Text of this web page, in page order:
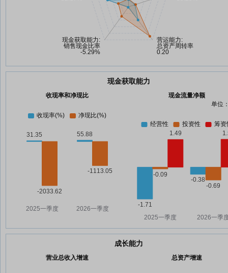
现金获取能力
收现率和净现比
现金流量净额
单位
成长能力
营业总收入增速 总资产增速